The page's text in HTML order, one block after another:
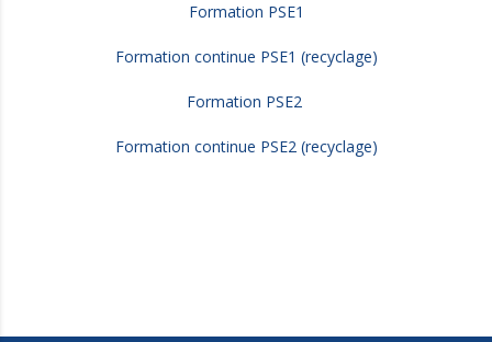
Formation PSE1
Formation continue PSE1 (recyclage)
Formation PSE2
Formation continue PSE2 (recyclage)